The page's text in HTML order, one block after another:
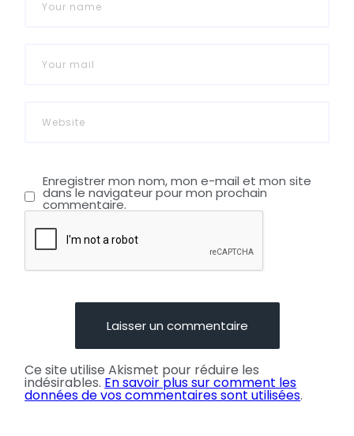
Enregistrer mon nom, mon e-mail et mon site
dans le navigateur pour mon prochain
commentaire.
Ce site utilise Akismet pour réduire les
indésirables. En savoir plus sur comment les
données de vos commentaires sont utilisées.